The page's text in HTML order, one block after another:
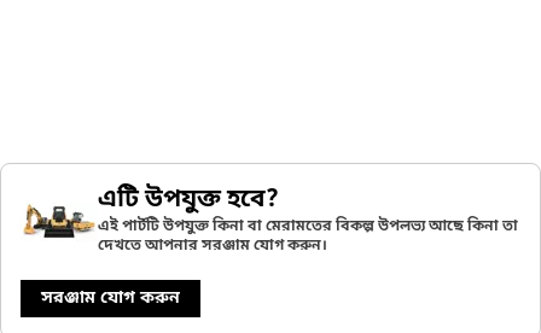
এটি উপযুক্ত হবে?
এই পার্টটি উপযুক্ত কিনা বা মেরামতের বিকল্প উপলভ্য আছে কিনা তা
দেখতে আপনার সরঞ্জাম যোগ করুন।
সরঞ্জাম যোগ করুন